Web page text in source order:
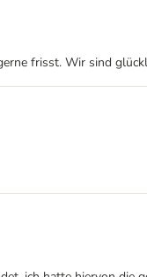
frisst. Wir sind